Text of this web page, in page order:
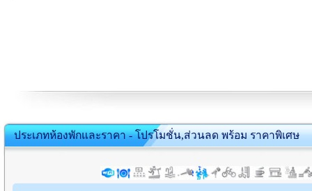
ประเภทห้องพักและราคา - โปรโมชั่น,ส่วนลด พร้อม ราคาพิเศษ